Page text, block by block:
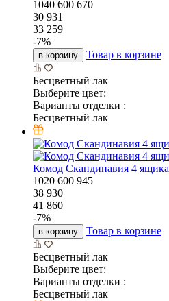
1040 600 670
30 931
33 259
-7%
в корзину Товар в корзине
Бесцветный лак
Выберите цвет:
Варианты отделки :
Бесцветный лак
Комод Скандинавия 4 ящика
1020 600 945
38 930
41 860
-7%
в корзину Товар в корзине
Бесцветный лак
Выберите цвет:
Варианты отделки :
Бесцветный лак